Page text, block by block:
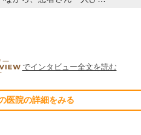
DOCTORVIEW
でインタビュー全文を読む
医院の詳細をみる